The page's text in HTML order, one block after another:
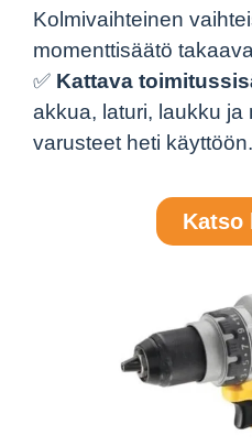
Kolmivaihteinen
momenttisäätö
✅ Kattava
akkua, laturi, laukku ja
varusteet heti käyttöön.
Katso